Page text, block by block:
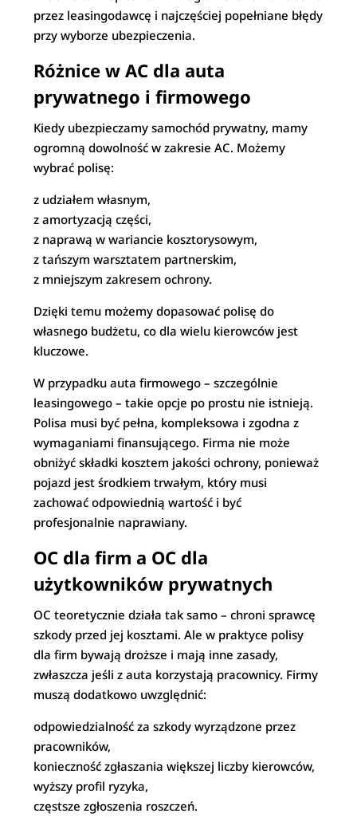
przez leasingodawcę i najczęściej popełniane błędy
przy wyborze ubezpieczenia.
Różnice w AC dla auta
prywatnego i firmowego
Kiedy ubezpieczamy samochód prywatny, mamy
ogromną dowolność w zakresie AC. Możemy
wybrać polisę:
z udziałem własnym,
z amortyzacją części,
z naprawą w wariancie kosztorysowym,
z tańszym warsztatem partnerskim,
z mniejszym zakresem ochrony.
Dzięki temu możemy dopasować polisę do
własnego budżetu, co dla wielu kierowców jest
kluczowe.
W przypadku auta firmowego – szczególnie
leasingowego – takie opcje po prostu nie istnieją.
Polisa musi być pełna, kompleksowa i zgodna z
wymaganiami finansującego. Firma nie może
obniżyć składki kosztem jakości ochrony, ponieważ
pojazd jest środkiem trwałym, który musi
zachować odpowiednią wartość i być
profesjonalnie naprawiany.
OC dla firm a OC dla
użytkowników prywatnych
OC teoretycznie działa tak samo – chroni sprawcę
szkody przed jej kosztami. Ale w praktyce polisy
dla firm bywają droższe i mają inne zasady,
zwłaszcza jeśli z auta korzystają pracownicy. Firmy
muszą dodatkowo uwzględnić:
odpowiedzialność za szkody wyrządzone przez
pracowników,
konieczność zgłaszania większej liczby kierowców,
wyższy profil ryzyka,
częstsze zgłoszenia roszczeń.